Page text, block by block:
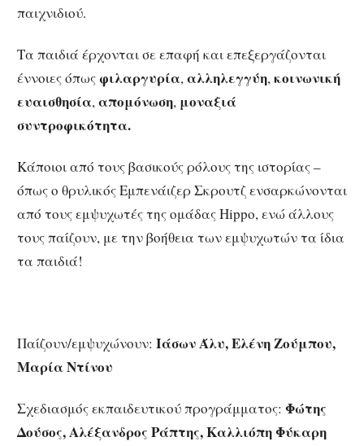
παιχνιδιού.
Τα παιδιά έρχονται σε επαφή και επεξεργάζονται
έννοιες όπωςφιλαργυρία,αλληλεγγύη,κοινωνική
ευαισθησία,απομόνωση, μοναξιά
συντροφικότητα.
Κάποιοι από τους βασικούς ρόλους της ιστορίας –
όπως ο θρυλικός Εμπενάιζερ Σκρουτζ ενσαρκώνονται
από τους εμψυχωτές της ομάδας Hippo, ενώ άλλους
τους παίζουν, με την βοήθεια των εμψυχωτών τα ίδια
τα παιδιά!
Παίζουν/εμψυχώνουν: Ιάσων Άλυ, Ελένη Ζούμπου,
Μαρία Ντίνου
Σχεδιασμός εκπαιδευτικού προγράμματος: Φώτης
Δούσος, Αλέξανδρος Ράπτης, Καλλιόπη Φύκαρη